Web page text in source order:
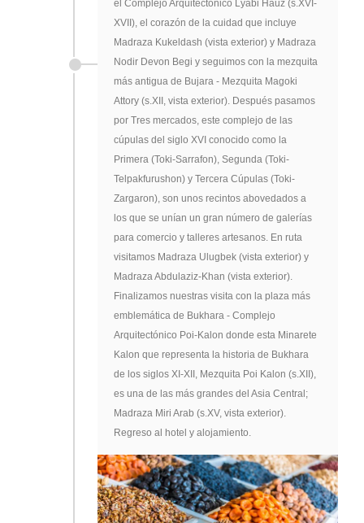
el Complejo Arquitectónico Lyabi Hauz (s.XVI-
XVII), el corazón de la cuidad que incluye
Madraza Kukeldash (vista exterior) y Madraza
Nodir Devon Begi y seguimos con la mezquita
más antigua de Bujara - Mezquita Magoki
Attory (s.XII, vista exterior). Después pasamos
por Tres mercados, este complejo de las
cúpulas del siglo XVI conocido como la
Primera (Toki-Sarrafon), Segunda (Toki-
Telpakfurushon) y Tercera Cúpulas (Toki-
Zargaron), son unos recintos abovedados a
los que se unían un gran número de galerías
para comercio y talleres artesanos. En ruta
visitamos Madraza Ulugbek (vista exterior) y
Madraza Abdulaziz-Khan (vista exterior).
Finalizamos nuestras visita con la plaza más
emblemática de Bukhara - Complejo
Arquitectónico Poi-Kalon donde esta Minarete
Kalon que representa la historia de Bukhara
de los siglos XI-XII, Mezquita Poi Kalon (s.XII),
es una de las más grandes del Asia Central;
Madraza Miri Arab (s.XV, vista exterior).
Regreso al hotel y alojamiento.